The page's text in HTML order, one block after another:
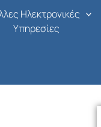
Ηλεκτρονικές
Υπηρεσίες